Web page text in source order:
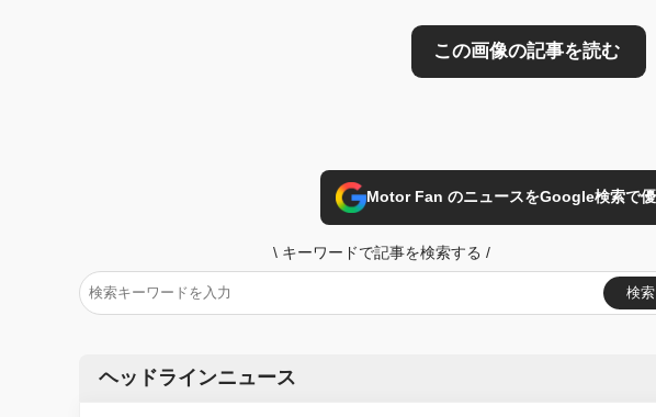
Motor Fan のニュースをGoogle検索で
\ キーワードで記事を検索する /
検索
ヘッドラインニュース